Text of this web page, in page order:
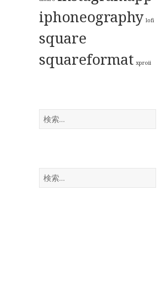
iphoneography lofi
square
squareformat xproii
検
索:
検
索: